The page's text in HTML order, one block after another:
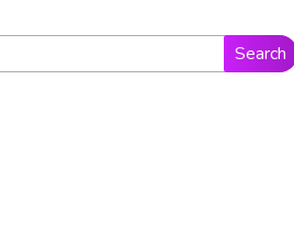
Search